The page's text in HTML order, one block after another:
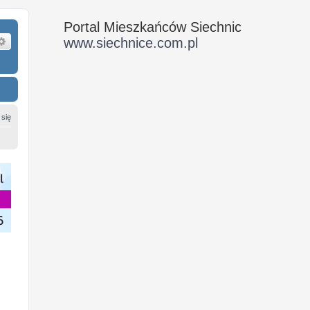
Wyszukiwanie zaawansowane
się
Portal Mieszkańców Siechnic
www.siechnice.com.pl